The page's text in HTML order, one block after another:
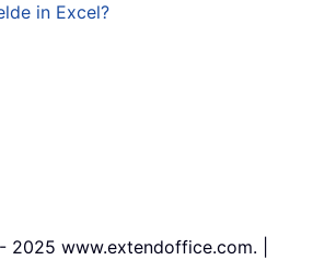
in Excel?
www.extendoffice.com. |